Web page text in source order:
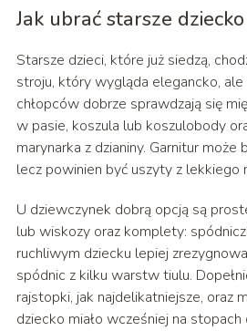
Jak ubrać starsze
Starsze dzieci, które już siedzą,
stroju, który wygląda elegancko, ale
chłopców dobrze sprawdzają się
w pasie, koszula lub koszulobody
marynarka z dzianiny. Garnitur może
lecz powinien być uszyty z lekkiego
U dziewczynek dobrą opcją są
lub wiskozy oraz komplety:
ruchliwym dziecku lepiej
spódnic z kilku warstw tiulu.
rajstopki, jak najdelikatniejsze, oraz
dziecko miało wcześniej na stopach